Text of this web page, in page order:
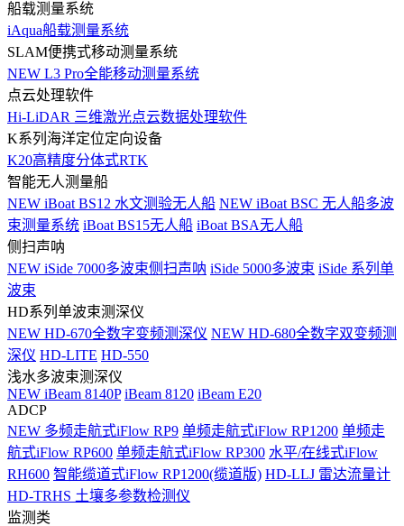
船载测量系统
iAqua船载测量系统
SLAM便携式移动测量系统
NEW L3 Pro全能移动测量系统
点云处理软件
Hi-LiDAR 三维激光点云数据处理软件
K系列海洋定位定向设备
K20高精度分体式RTK
智能无人测量船
NEW iBoat BS12 水文测验无人船 NEW iBoat BSC 无人船多波
束测量系统 iBoat BS15无人船 iBoat BSA无人船
侧扫声呐
NEW iSide 7000多波束侧扫声呐 iSide 5000多波束 iSide 系列单
波束
HD系列单波束测深仪
NEW HD-670全数字变频测深仪 NEW HD-680全数字双变频测
深仪 HD-LITE HD-550
浅水多波束测深仪
NEW iBeam 8140P iBeam 8120 iBeam E20
ADCP
NEW 多频走航式iFlow RP9 单频走航式iFlow RP1200 单频走
航式iFlow RP600 单频走航式iFlow RP300 水平/在线式iFlow
RH600 智能缆道式iFlow RP1200(缆道版) HD-LLJ 雷达流量计
HD-TRHS 土壤多参数检测仪
监测类